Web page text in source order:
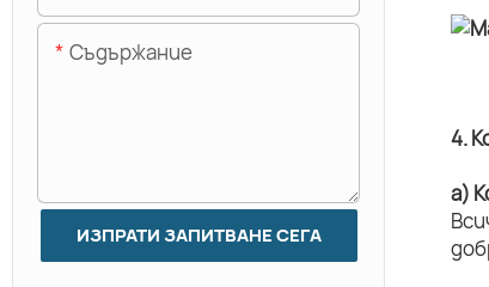
4.
а)
Съдържание
ИЗПРАТИ ЗАПИТВАНЕ СЕГА